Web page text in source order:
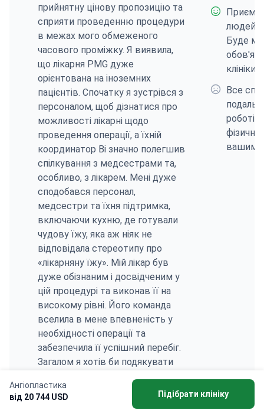
Ангіопластика
від 20 744 USD
Підібрати клініку
прийнятну цінову пропозицію та
сприяти проведенню процедури
в межах мого обмеженого
часового проміжку. Я виявила,
що лікарня PMG дуже
орієнтована на іноземних
пацієнтів. Спочатку я зустрівся з
персоналом, щоб дізнатися про
можливості лікарні щодо
проведення операції, а їхній
координатор Ві значно полегшив
спілкування з медсестрами та,
особливо, з лікарем. Мені дуже
сподобався персонал,
медсестри та їхня підтримка,
включаючи кухню, де готували
чудову їжу, яка аж ніяк не
відповідала стереотипу про
«лікарняну їжу». Мій лікар був
дуже обізнаним і досвідченим у
цій процедурі та виконав її на
високому рівні. Його команда
вселила в мене впевненість у
необхідності операції та
забезпечила її успішний перебіг.
Загалом я хотів би подякувати
особливо, лікарю та медсестрам
за їхню видатну роботу та
людей!
Буде
клініки
Все
роботі!
фізичну
вашим